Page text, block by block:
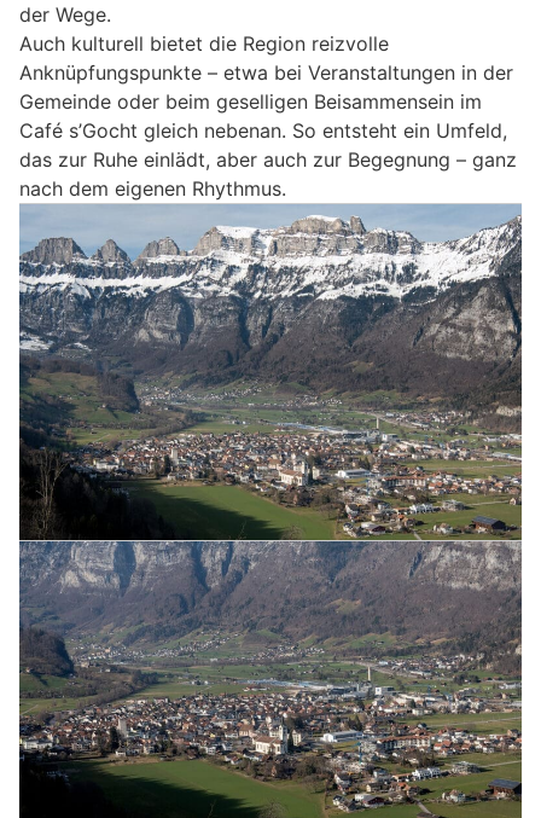
der Wege.
Auch kulturell bietet die Region reizvolle
Anknüpfungspunkte – etwa bei Veranstaltungen in der
Gemeinde oder beim geselligen Beisammensein im
Café s’Gocht gleich nebenan. So entsteht ein Umfeld,
das zur Ruhe einlädt, aber auch zur Begegnung – ganz
nach dem eigenen Rhythmus.